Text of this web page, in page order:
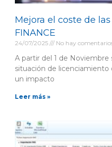
Mejora el coste de
FINANCE
24/07/2025 No hay
A partir del 1 de Noviembre
situación de licenciamiento
un impacto
Leer más »